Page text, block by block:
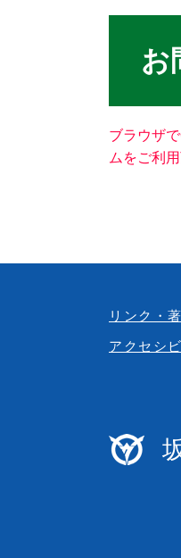
お
ブラウザ
ムをご利
リンク・
アクセシ